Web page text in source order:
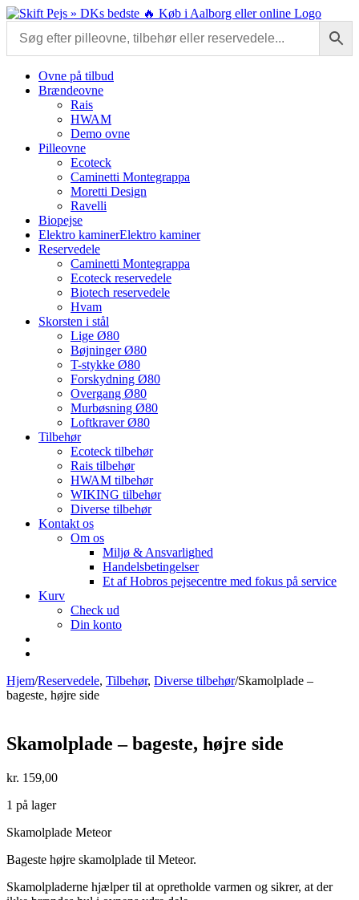
Skip
content
Ovne på tilbud
Brændeovne
Rais
HWAM
Demo ovne
Pilleovne
Ecoteck
Caminetti Montegrappa
Moretti Design
Ravelli
Biopejse
Elektro kaminerElektro kaminer
Reservedele
Caminetti Montegrappa
Ecoteck reservedele
Biotech reservedele
Hvam
Skorsten i stål
Lige Ø80
Bøjninger Ø80
T-stykke Ø80
Forskydning Ø80
Overgang Ø80
Murbøsning Ø80
Loftkraver Ø80
Tilbehør
Ecoteck tilbehør
Rais tilbehør
HWAM tilbehør
WIKING tilbehør
Diverse tilbehør
Kontakt os
Om os
Miljø & Ansvarlighed
Handelsbetingelser
Et af Hobros pejsecentre med fokus på service
Kurv
Check ud
Din konto
Hjem/Reservedele, Tilbehør, Diverse tilbehør/Skamolplade –
bageste, højre side
Skamolplade – bageste, højre side
kr. 159,00
1 på lager
Skamolplade Meteor
Bageste højre skamolplade til Meteor.
Skamolpladerne hjælper til at opretholde varmen og sikrer, at der